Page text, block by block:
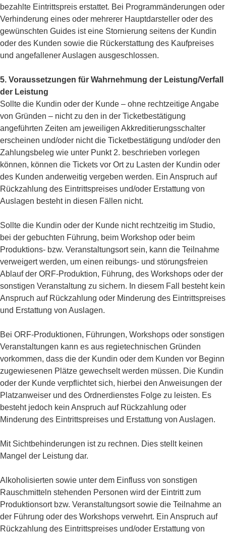
bezahlte Eintrittspreis erstattet. Bei Programmänderungen oder
Verhinderung eines oder mehrerer Hauptdarsteller oder des
gewünschten Guides ist eine Stornierung seitens der Kundin
oder des Kunden sowie die Rückerstattung des Kaufpreises
und angefallener Auslagen ausgeschlossen.
5. Voraussetzungen für Wahrnehmung der Leistung/Verfall
der Leistung
Sollte die Kundin oder der Kunde – ohne rechtzeitige Angabe
von Gründen – nicht zu den in der Ticketbestätigung
angeführten Zeiten am jeweiligen Akkreditierungsschalter
erscheinen und/oder nicht die Ticketbestätigung und/oder den
Zahlungsbeleg wie unter Punkt 2. beschrieben vorlegen
können, können die Tickets vor Ort zu Lasten der Kundin oder
des Kunden anderweitig vergeben werden. Ein Anspruch auf
Rückzahlung des Eintrittspreises und/oder Erstattung von
Auslagen besteht in diesen Fällen nicht.
Sollte die Kundin oder der Kunde nicht rechtzeitig im Studio,
bei der gebuchten Führung, beim Workshop oder beim
Produktions- bzw. Veranstaltungsort sein, kann die Teilnahme
verweigert werden, um einen reibungs- und störungsfreien
Ablauf der ORF-Produktion, Führung, des Workshops oder der
sonstigen Veranstaltung zu sichern. In diesem Fall besteht kein
Anspruch auf Rückzahlung oder Minderung des Eintrittspreises
und Erstattung von Auslagen.
Bei ORF-Produktionen, Führungen, Workshops oder sonstigen
Veranstaltungen kann es aus regietechnischen Gründen
vorkommen, dass die der Kundin oder dem Kunden vor Beginn
zugewiesenen Plätze gewechselt werden müssen. Die Kundin
oder der Kunde verpflichtet sich, hierbei den Anweisungen der
Platzanweiser und des Ordnerdienstes Folge zu leisten. Es
besteht jedoch kein Anspruch auf Rückzahlung oder
Minderung des Eintrittspreises und Erstattung von Auslagen.
Mit Sichtbehinderungen ist zu rechnen. Dies stellt keinen
Mangel der Leistung dar.
Alkoholisierten sowie unter dem Einfluss von sonstigen
Rauschmitteln stehenden Personen wird der Eintritt zum
Produktionsort bzw. Veranstaltungsort sowie die Teilnahme an
der Führung oder des Workshops verwehrt. Ein Anspruch auf
Rückzahlung des Eintrittspreises und/oder Erstattung von